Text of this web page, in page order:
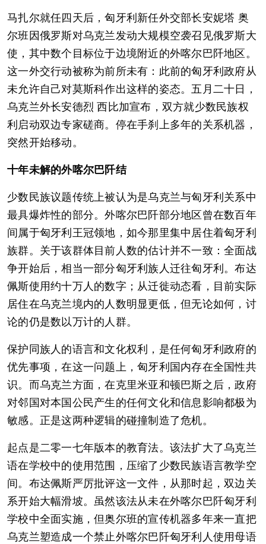
马扎尔就任四天后，匈牙利新任外交部长安妮塔 奥
尔班因俄罗斯对乌克兰发动大规模空袭召见俄罗斯大
使，其中数个目标位于边境附近的外喀尔巴阡地区。
这一外交行动被称为前所未有：此前的匈牙利政府从
未允许自己对莫斯科作出这样的姿态。五月二十日，
乌克兰外长安德烈 西比加宣布，双方就少数民族权
利启动双边专家磋商。停在手刹上多年的关系机器，
突然开始移动。
十年未解的外喀尔巴阡结
少数民族议题传统上被认为是乌克兰与匈牙利关系中
最具爆炸性的部分。外喀尔巴阡部分地区曾在数百年
间属于匈牙利王冠领地，如今那里集中居住着匈牙利
族群。关于该群体目前人数的估计并不一致：全面战
争开始后，相当一部分匈牙利族人迁往匈牙利。布达
佩斯使用约十万人的数字；从迁徙动态看，目前实际
居住在乌克兰境内的人数明显更低，但无论如何，讨
论的仍是数以万计的人群。
保护同族人的语言和文化权利，是任何匈牙利政府的
优先事项，在这一问题上，匈牙利国内存在全国性共
识。而乌克兰方面，在克里米亚和顿巴斯之后，政府
对邻国对本国公民产生的任何文化和信息影响都极为
敏感。正是这两种逻辑的碰撞制造了危机。
起点是二零一七年版本的教育法。该法扩大了乌克兰
语在学校中的使用范围，压缩了少数民族语言教学空
间。布达佩斯严厉批评这一文件，从那时起，双边关
系开始大幅滑坡。虽然该法从未在外喀尔巴阡匈牙利
学校中全面实施，但奥尔班的宣传机器多年来一直把
乌克兰塑造成一个禁止外喀尔巴阡匈牙利人使用母语